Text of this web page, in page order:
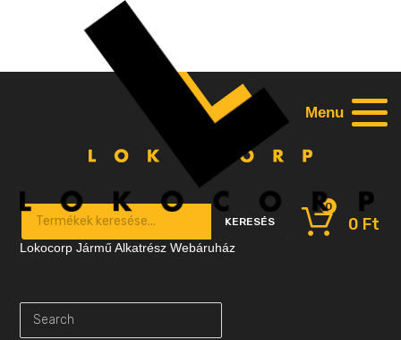
Products search
KERESÉS 0 Ft
0
Lokocorp Jármű Alkatrész Webáruház
Menu